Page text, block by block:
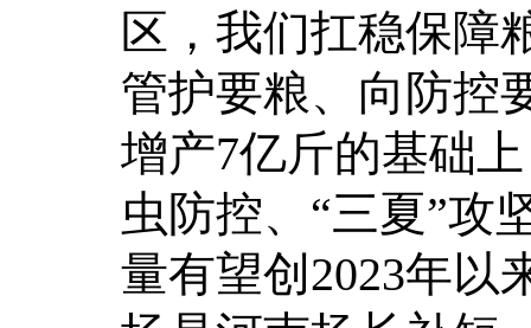
区，我们扛稳保障
管护要粮、向防控
增产7亿斤的基础
虫防控、“三夏”攻
量有望创2023年以